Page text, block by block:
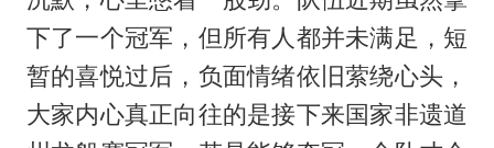
下了一个冠军，但所有人都并未满足，短
暂的喜悦过后，负面情绪依旧萦绕心头，
大家内心真正向往的是接下来国家非遗道